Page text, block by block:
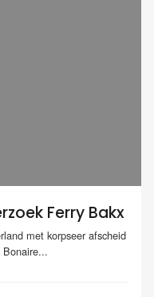
Ferry Bakx
met korpseer afscheid